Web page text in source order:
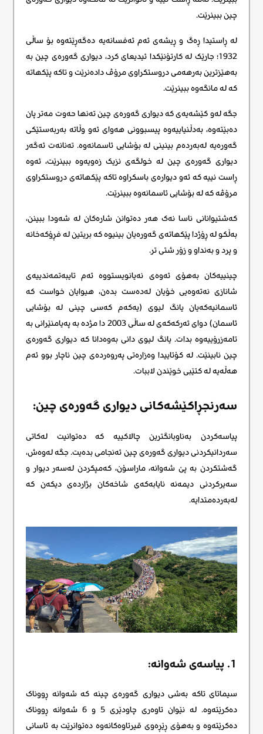
چین ببینرێت.
لە ڕاستیدا ڕەگ و ڕیشەی ئەم ئەفسانەیە دەگەڕێتەوە بۆ ساڵی
1932؛ جارێک لە کارتۆنێکدا ئیدیعای کرد، دیواری گەورەی چین بە
بەهێزترین بەرهەمی دروستکراوی مرۆڤ دادەنرێت و تاکە پێکهاتە
کە لە مانگەوە ببینرێت.
جگە لەو کێشەیەی کە دیواری گەورەی چین تەنها حەوت مەتر پان
دەبێتەوە، بەدڵنیاییەوە پیسبوونی هەوای ئەو وڵاتە بەربەستێکی
گەورەیە لەبەردەم بینینی لە بۆشایی ئاسمانەوە. تەنانەت ئەگەر
دیواری گەورەی چین لە خولگەی نزیک زەویەوە ببینرێت، ئەوە
ڕاست نییە کە ئەو دیوارەی باسکراوە تاکە پێکهاتەی دروستکراوی
مرۆڤە کە لە بۆشایی ئاسمانەوە ببینرێت.
کەشتیوانانی ناسا نەک هەر دەتوانن شارەکان لە شەودا ببینن،
بەڵکو لە ڕۆژدا پێکهاتەی گەورەیان بینیوە کە بریتین لە فڕۆکەخانە
و پرد و بەنداو و زۆر شتی تر.
چینییەکان بەهۆی ئەوەی نەیانویستووە ئەم تایبەتمەندییەی
شانازی نەتەوەیی خۆیان لەدەست بدەن، هیوایان خواست کە
ئاسمانیەکەیان یانگ لیوی (یەکەم کەسی چینی لە بۆشایی
ئاسمان) دوای ئەرکەکەی لە ساڵی 2003 دا مژدە بە پەیامنێرانی بە
تامەزرۆییەوە بدات. یانگ لیوی دانی بەوەدانا کە دیواری گەورەی
چین نابینێت. لە کۆتاییدا وەزارەتی پەروەردەی چین ناچار بوو ئەم
هەڵەیە لە کتێبی خوێندن لاببات.
سەرنجڕاکێشەکانی دیواری گەورەی چین:
پیاسەکردن بەناوبانگترین چالاکییە کە دەتوانیت لەکاتی
سەردانیکردنی دیواری گەورەی چین ئەنجامی بدەیت. جگە لەوەش،
گەشتکردن بە پێ شەوانە، ماراسۆن، کەمپکردن لەسەر دیوار و
سەیرکردنی دیمەنە نایابەکەی شاخەکان بژاردەی دیکەن کە
لەبەردەمتدایە.
1. پیاسەی شەوانە:
سیماتای ​​تاکە بەشی دیواری گەورەی چینە کە شەوانە ڕووناک
دەکرێتەوە. لە نێوان تاوەری چاودێری 5 و 6 شەوانە ڕووناک
دەکرێتەوە و بەهۆی ڕێڕەوی قیرتاوەکانەوە دەتوانرێت بە ئاسانی